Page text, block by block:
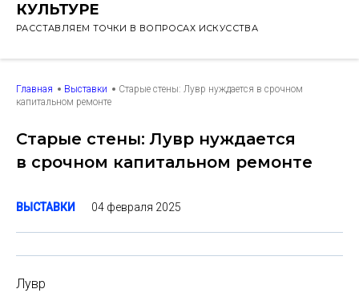
КУЛЬТУРЕ
РАССТАВЛЯЕМ ТОЧКИ В ВОПРОСАХ ИСКУССТВА
Главная Выставки
Старые стены: Лувр нуждается в срочном
капитальном ремонте
Старые стены: Лувр нуждается
в срочном капитальном ремонте
ВЫСТАВКИ 04 февраля 2025
Лувр